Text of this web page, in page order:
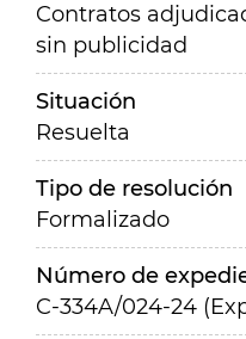
Contratos
sin publicidad
Situación
Resuelta
Tipo de resolución
Formalizado
Número de
C-334A/024-24